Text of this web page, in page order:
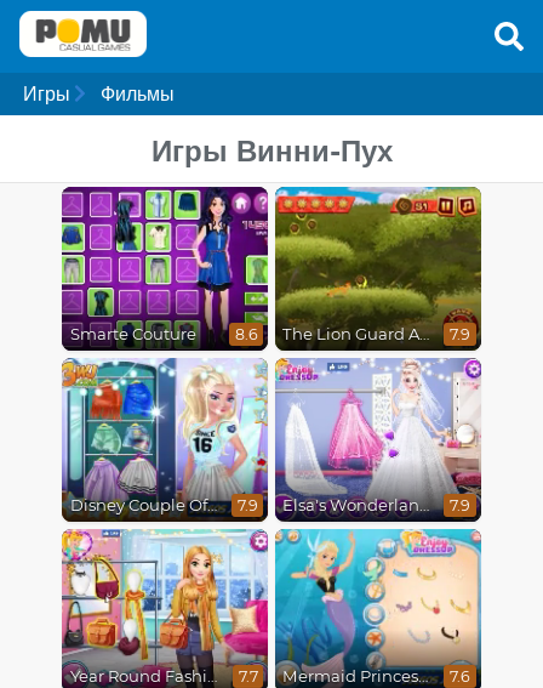
Игры Фильмы
Игры Винни-Пух
Smarte Couture 8.6 The Lion Guard Assemble 7.9
Disney Couple Of The Year 7.9 Elsa's Wonderland Wedding 7.9
Year Round Fashionista Rapunzel 7.7 Mermaid Princesses 7.6